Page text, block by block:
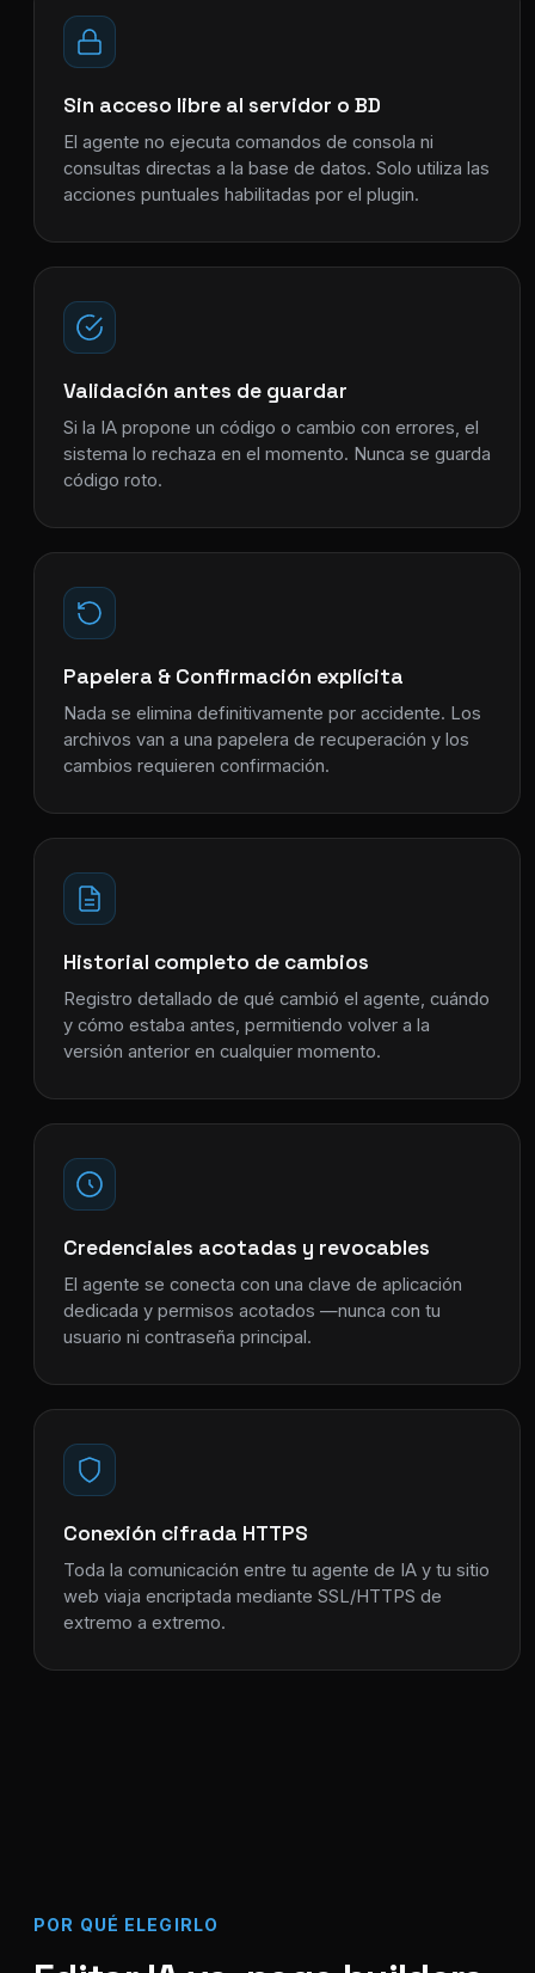
Sin acceso libre al servidor o BD
El agente no ejecuta comandos de consola ni
consultas directas a la base de datos. Solo utiliza las
acciones puntuales habilitadas por el plugin.
Validación antes de guardar
Si la IA propone un código o cambio con errores, el
sistema lo rechaza en el momento. Nunca se guarda
código roto.
Papelera & Confirmación explícita
Nada se elimina definitivamente por accidente. Los
archivos van a una papelera de recuperación y los
cambios requieren confirmación.
Historial completo de cambios
Registro detallado de qué cambió el agente, cuándo
y cómo estaba antes, permitiendo volver a la
versión anterior en cualquier momento.
Credenciales acotadas y revocables
El agente se conecta con una clave de aplicación
dedicada y permisos acotados —nunca con tu
usuario ni contraseña principal.
Conexión cifrada HTTPS
Toda la comunicación entre tu agente de IA y tu sitio
web viaja encriptada mediante SSL/HTTPS de
extremo a extremo.
POR QUÉ ELEGIRLO